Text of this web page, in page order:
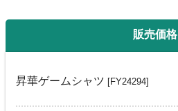
販売価格
昇華ゲームシャツ [FY24294]